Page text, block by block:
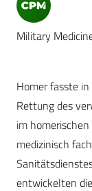
Military
Homer fasste
Rettung des
im
medizinisch
entwickelten